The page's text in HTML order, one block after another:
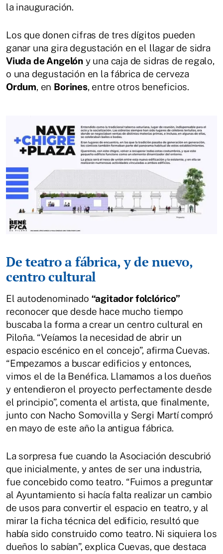
la inauguración.
Los que donen cifras de tres dígitos pueden
ganar una gira degustación en el llagar de sidra
Viuda de Angelóny una caja de sidras de regalo,
o una degustación en la fábrica de cerveza
Ordum, en Borines, entre otros beneficios.
De teatro a fábrica, y de nuevo,
centro cultural
El autodenominado “agitador folclórico”
reconocer que desde hace mucho tiempo
buscaba la forma a crear un centro cultural en
Piloña. “Veíamos la necesidad de abrir un
espacio escénico en el concejo”, afirma Cuevas.
“Empezamos a buscar edificios y entonces,
vimos el de la Benéfica. Llamamos a los dueños
y entendieron el proyecto perfectamente desde
el principio”, comenta el artista, que finalmente,
junto con Nacho Somovilla y Sergi Martí compró
en mayo de este año la antigua fábrica.
La sorpresa fue cuando la Asociación descubrió
que inicialmente, y antes de ser una industria,
fue concebido como teatro. “Fuimos a preguntar
al Ayuntamiento si hacía falta realizar un cambio
de usos para convertir el espacio en teatro, y al
mirar la ficha técnica del edificio, resultó que
había sido construido como teatro. Ni siquiera los
dueños lo sabían”, explica Cuevas, que destaca